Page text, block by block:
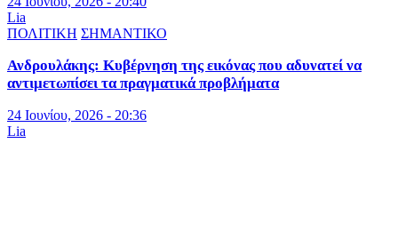
Lia
ΠΟΛΙΤΙΚΗ ΣΗΜΑΝΤΙΚΟ
Ανδρουλάκης: Κυβέρνηση της εικόνας που αδυνατεί να
αντιμετωπίσει τα πραγματικά προβλήματα
24 Ιουνίου, 2026 - 20:36
Lia